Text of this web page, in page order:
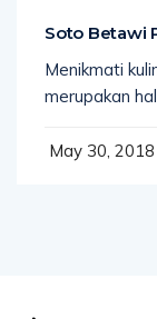
Soto Betawi
Menikmati
merupakan
May 30, 2018